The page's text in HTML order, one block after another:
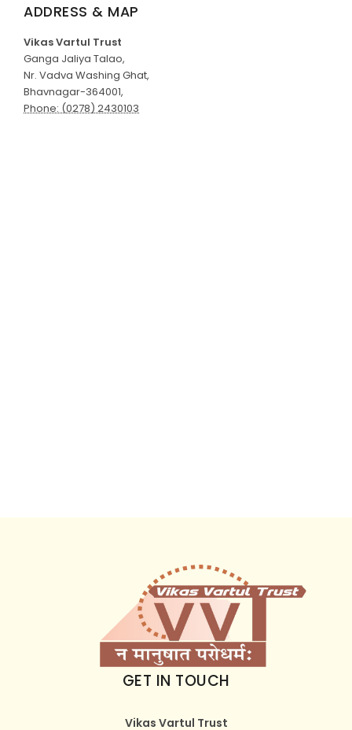
ADDRESS & MAP
Vikas Vartul Trust
Ganga Jaliya Talao,
Nr. Vadva Washing Ghat,
Bhavnagar-364001,
Phone: (0278) 2430103
GET IN TOUCH
Vikas Vartul Trust